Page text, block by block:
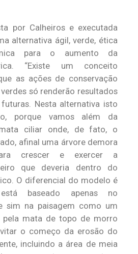
por Calheiros e executada
alternativa ágil, verde, ética
para o aumento da
“Existe um conceito
as ações de conservação
só renderão resultados
Nesta alternativa isto
porque vamos além da
ciliar onde, de fato, o
afinal uma árvore demora
crescer e exercer a
que deveria dentro do
O diferencial do modelo é
baseado apenas no
sim na paisagem como um
pela mata de topo de morro
o começo da erosão do
incluindo a área de meia